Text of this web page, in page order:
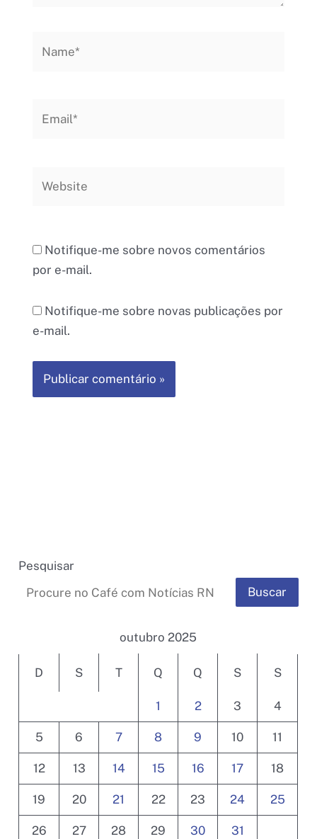
Notifique-me sobre novos comentários
por e-mail.
Notifique-me sobre novas publicações por
e-mail.
Pesquisar
Buscar
outubro 2025
D S T Q Q S S
1 2 3 4
5 6 7 8 9 10 11
12 13 14 15 16 17 18
19 20 21 22 23 24 25
26 27 28 29 30 31